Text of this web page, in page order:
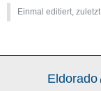
Einmal editiert,
Eldorado